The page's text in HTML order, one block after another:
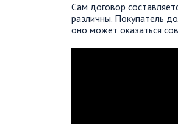
Сам договор
различны. Покупатель
оно может оказаться